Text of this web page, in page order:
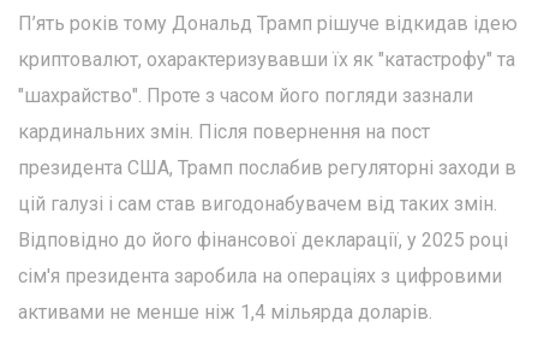
П’ять років тому Дональд Трамп рішуче відкидав ідею
криптовалют, охарактеризувавши їх як "катастрофу" та
"шахрайство". Проте з часом його погляди зазнали
кардинальних змін. Після повернення на пост
президента США, Трамп послабив регуляторні заходи в
цій галузі і сам став вигодонабувачем від таких змін.
Відповідно до його фінансової декларації, у 2025 році
сім'я президента заробила на операціях з цифровими
активами не менше ніж 1,4 мільярда доларів.